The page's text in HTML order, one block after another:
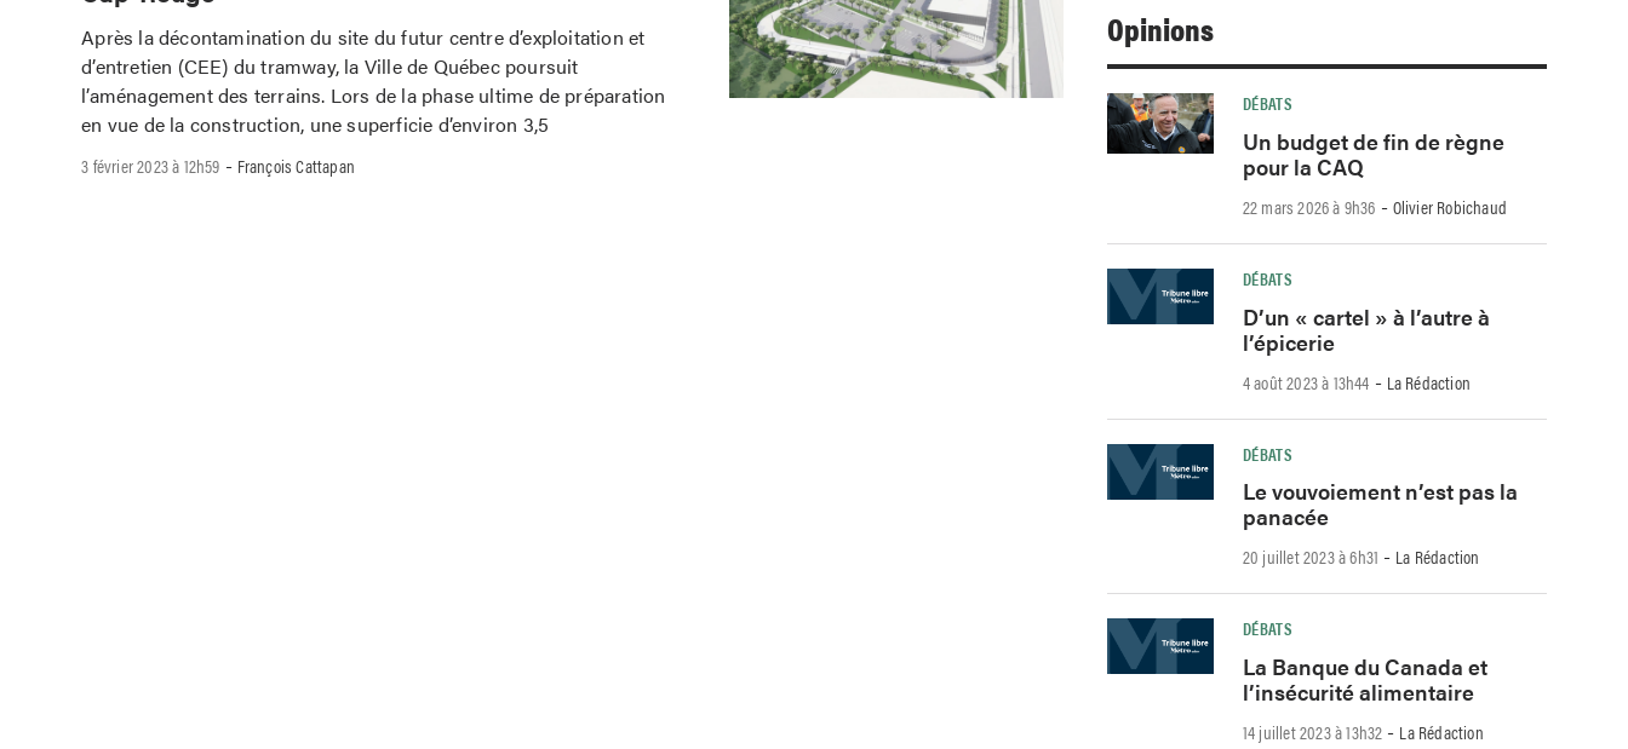
Après la décontamination du site du futur centre d’exploitation et
d’entretien (CEE) du tramway, la Ville de Québec poursuit
l’aménagement des terrains. Lors de la phase ultime de préparation
en vue de la construction, une superficie d’environ 3,5
3 février 2023 à 12h59 - François Cattapan
Opinions
DÉBATS
Un budget de fin de règne
pour la CAQ
22 mars 2026 à 9h36 -Olivier Robichaud
DÉBATS
D’un « cartel » à l’autre à
l’épicerie
4 août 2023 à 13h44 - La Rédaction
DÉBATS
Le vouvoiement n’est pas la
panacée
20 juillet 2023 à 6h31 - La Rédaction
DÉBATS
La Banque du Canada et
l’insécurité alimentaire
14 juillet 2023 à 13h32 - La Rédaction